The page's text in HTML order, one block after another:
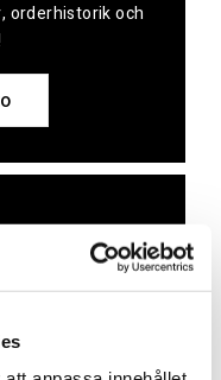
orderhistorik och